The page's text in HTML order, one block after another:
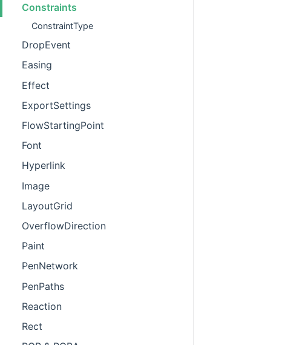
Constraints
ConstraintType
DropEvent
Easing
Effect
ExportSettings
FlowStartingPoint
Font
Hyperlink
Image
LayoutGrid
OverflowDirection
Paint
PenNetwork
PenPaths
Reaction
Rect